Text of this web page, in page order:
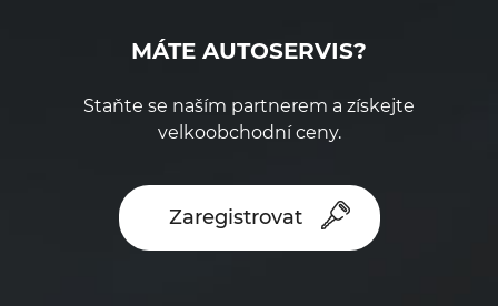
MÁTE AUTOSERVIS?
Staňte se naším partnerem a získejte
velkoobchodní ceny.
Zaregistrovat